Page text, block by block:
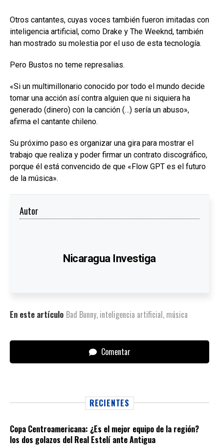
Otros cantantes, cuyas voces también fueron imitadas con
inteligencia artificial, como Drake y The Weeknd, también
han mostrado su molestia por el uso de esta tecnología.
Pero Bustos no teme represalias.
«Si un multimillonario conocido por todo el mundo decide
tomar una acción así contra alguien que ni siquiera ha
generado (dinero) con la canción (…) sería un abuso»,
afirma el cantante chileno.
Su próximo paso es organizar una gira para mostrar el
trabajo que realiza y poder firmar un contrato discográfico,
porque él está convencido de que «Flow GPT es el futuro
de la música».
Autor
Nicaragua Investiga
En este artículo Bad Bunny, inteligencia artificial, música
Comentar
RECIENTES
Copa Centroamericana: ¿Es el mejor equipo de la región?
los dos golazos del Real Estelí ante Antigua